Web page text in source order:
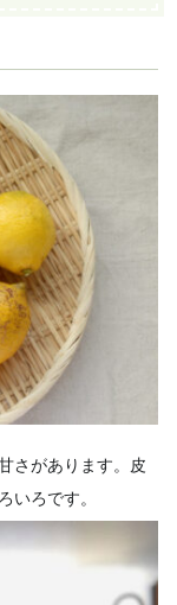
さがあります。皮
いろです。